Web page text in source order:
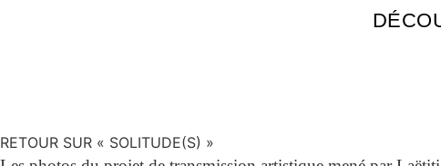
RETOUR SUR « SOLITUDE(S) »